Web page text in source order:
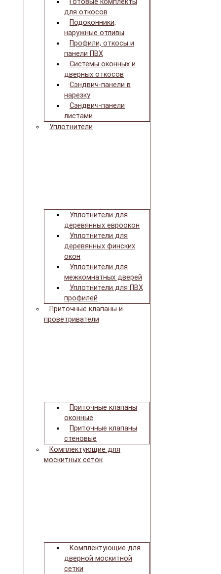
Готовые комплекты
для откосов
Подоконники,
наружные отливы
Профили, откосы и
панели ПВХ
Системы оконных и
дверных откосов
Сэндвич-панели в
нарезку
Сэндвич-панели
листами
Уплотнители
Уплотнители для
деревянных евроокон
Уплотнители для
деревянных финских
окон
Уплотнители для
межкомнатных дверей
Уплотнители для ПВХ
профилей
Приточные клапаны и
проветриватели
Приточные клапаны
оконные
Приточные клапаны
стеновые
Комплектующие для
москитных сеток
Комплектующие для
дверной москитной
сетки